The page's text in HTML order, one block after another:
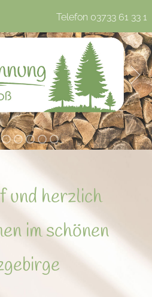
Telefon 03733 61 33 1
und herzlich
im schönen